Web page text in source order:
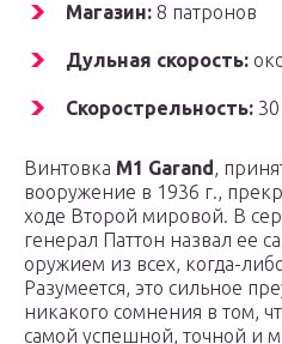
Магазин: 8 патронов
Дульная скорость:
Скорострельность:
Винтовка M1 Garand,
вооружение в 1936 г.,
ходе Второй мировой. В
генерал Паттон назвал ее
оружием из всех, когда-
Разумеется, это сильное
никакого сомнения в том,
самой успешной, точной и